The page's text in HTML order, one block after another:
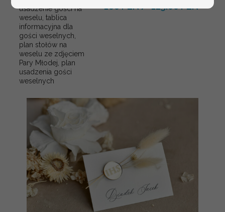
usadzenie gości na
weselu, tablica
informacyjna dla
gości weselnych,
plan stołów na
weselu ze zdjęciem
Pary Młodej, plan
usadzenia gości
weselnych
100 PLN/125.00 PLN